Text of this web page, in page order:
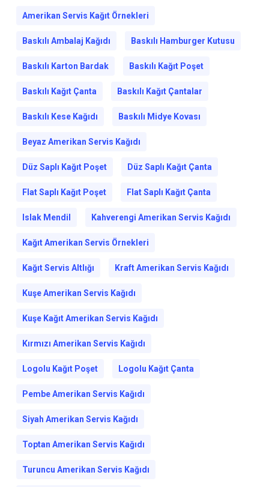
Amerikan Servis Kağıt Örnekleri
Baskılı Ambalaj Kağıdı Baskılı Hamburger Kutusu
Baskılı Karton Bardak Baskılı Kağıt Poşet
Baskılı Kağıt Çanta Baskılı Kağıt Çantalar
Baskılı Kese Kağıdı Baskılı Midye Kovası
Beyaz Amerikan Servis Kağıdı
Düz Saplı Kağıt Poşet Düz Saplı Kağıt Çanta
Flat Saplı Kağıt Poşet Flat Saplı Kağıt Çanta
Islak Mendil Kahverengi Amerikan Servis Kağıdı
Kağıt Amerikan Servis Örnekleri
Kağıt Servis Altlığı Kraft Amerikan Servis Kağıdı
Kuşe Amerikan Servis Kağıdı
Kuşe Kağıt Amerikan Servis Kağıdı
Kırmızı Amerikan Servis Kağıdı
Logolu Kağıt Poşet Logolu Kağıt Çanta
Pembe Amerikan Servis Kağıdı
Siyah Amerikan Servis Kağıdı
Toptan Amerikan Servis Kağıdı
Turuncu Amerikan Servis Kağıdı